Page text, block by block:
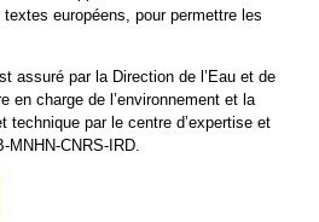
européens, pour permettre les
assuré par la Direction de l’Eau et de
en charge de l’environnement et la
technique par le centre d’expertise et
MNHN-CNRS-IRD.